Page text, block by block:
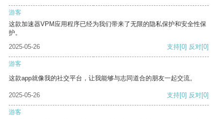
游客
这款加速器VPM应用程序已经为我们带来了无限的隐私保护和安全性保
护。
2025-05-26
支持[0] 反对[0]
游客
这款app就像我的社交平台，让我能够与志同道合的朋友一起交流。
2025-05-26 支持[0] 反对[0]
游客